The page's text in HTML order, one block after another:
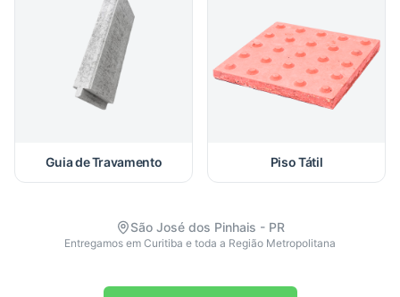
Guia de Travamento Piso Tátil
São José dos Pinhais - PR
Entregamos em Curitiba e toda a Região Metropolitana